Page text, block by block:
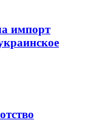
импорт